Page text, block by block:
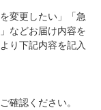
変更したい」「急
などお届け内容を
より下記内容を記入
確認ください。